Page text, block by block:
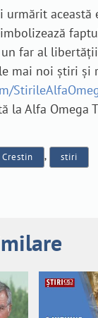
urmărit
far al
mai noi știri și
la Alfa Omega
, stiri